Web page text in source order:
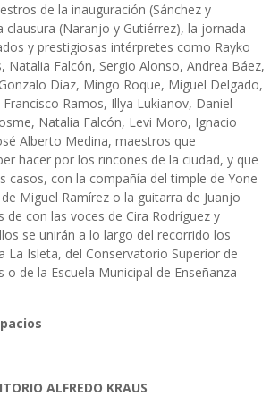
de la inauguración (Sánchez y
clausura (Naranjo y Gutiérrez), la jornada
y prestigiosas intérpretes como Rayko
Natalia Falcón, Sergio Alonso, Andrea Báez,
Díaz, Mingo Roque, Miguel Delgado,
Francisco Ramos, Illya Lukianov, Daniel
Natalia Falcón, Levi Moro, Ignacio
Alberto Medina, maestros que
hacer por los rincones de la ciudad, y que
casos, con la compañía del timple de Yone
Miguel Ramírez o la guitarra de Juanjo
de con las voces de Cira Rodríguez y
se unirán a lo largo del recorrido los
La Isleta, del Conservatorio Superior de
o de la Escuela Municipal de Enseñanza
ALFREDO KRAUS